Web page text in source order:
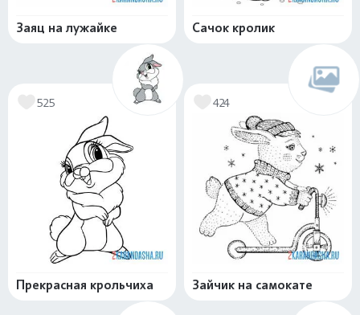
Заяц на лужайке Сачок кролик
525
Прекрасная крольчиха
424
Зайчик на самокате